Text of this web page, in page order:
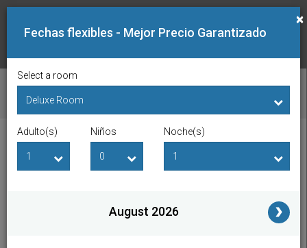
VER DISPONIBILIDAD
Fecha de Entrada Fecha de Salida
×
Fechas flexibles - Mejor Precio Garantizado
Select a room
Adulto(s) Niños Noche(s)
August 2026